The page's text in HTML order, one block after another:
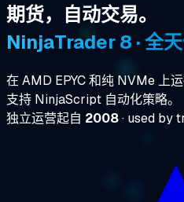
期货，自动交易。
NinjaTrader 8 · 全天
在 AMD EPYC 和纯 NVMe 上
支持 NinjaScript 自动化策略。
独立运营起自 2008· used by